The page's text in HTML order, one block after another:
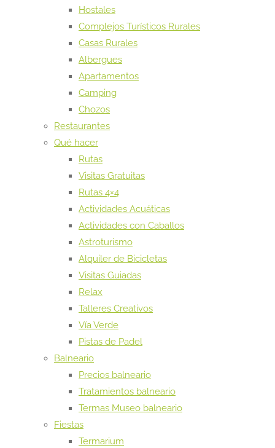
Hostales
Complejos Turísticos Rurales
Casas Rurales
Albergues
Apartamentos
Camping
Chozos
Restaurantes
Qué hacer
Rutas
Visitas Gratuitas
Rutas 4×4
Actividades Acuáticas
Actividades con Caballos
Astroturismo
Alquiler de Bicicletas
Visitas Guiadas
Relax
Talleres Creativos
Vía Verde
Pistas de Padel
Balneario
Precios balneario
Tratamientos balneario
Termas Museo balneario
Fiestas
Termarium